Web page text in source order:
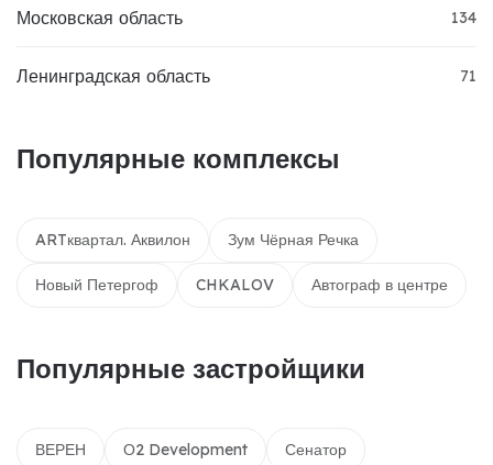
Московская область 134
Ленинградская область 71
Популярные комплексы
ARTквартал. Аквилон Зум Чёрная Речка
Новый Петергоф CHKALOV Автограф в центре
Популярные застройщики
ВЕРЕН О2 Development Сенатор